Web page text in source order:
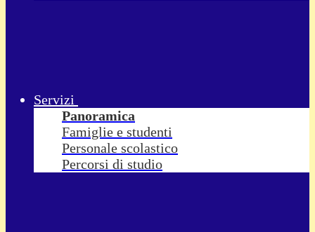
Servizi
Panoramica
Famiglie e studenti
Personale scolastico
Percorsi di studio